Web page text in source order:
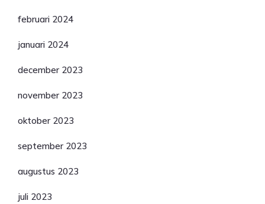
februari 2024
januari 2024
december 2023
november 2023
oktober 2023
september 2023
augustus 2023
juli 2023